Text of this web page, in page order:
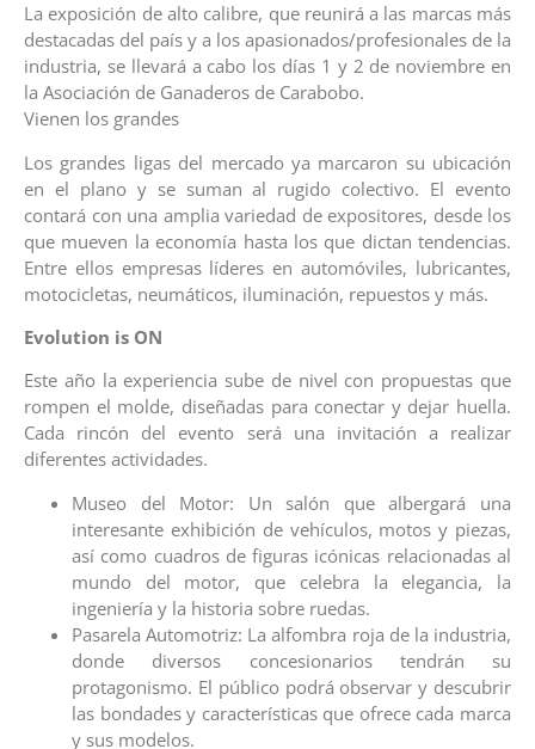
La exposición de alto calibre, que reunirá a las marcas más
destacadas del país y a los apasionados/profesionales de la
industria, se llevará a cabo los días 1 y 2 de noviembre en
la Asociación de Ganaderos de Carabobo.
Vienen los grandes
Los grandes ligas del mercado ya marcaron su ubicación
en el plano y se suman al rugido colectivo. El evento
contará con una amplia variedad de expositores, desde los
que mueven la economía hasta los que dictan tendencias.
Entre ellos empresas líderes en automóviles, lubricantes,
motocicletas, neumáticos, iluminación, repuestos y más.
Evolution is ON
Este año la experiencia sube de nivel con propuestas que
rompen el molde, diseñadas para conectar y dejar huella.
Cada rincón del evento será una invitación a realizar
diferentes actividades.
Museo del Motor: Un salón que albergará una
interesante exhibición de vehículos, motos y piezas,
así como cuadros de figuras icónicas relacionadas al
mundo del motor, que celebra la elegancia, la
ingeniería y la historia sobre ruedas.
Pasarela Automotriz: La alfombra roja de la industria,
donde diversos concesionarios tendrán su
protagonismo. El público podrá observar y descubrir
las bondades y características que ofrece cada marca
y sus modelos.